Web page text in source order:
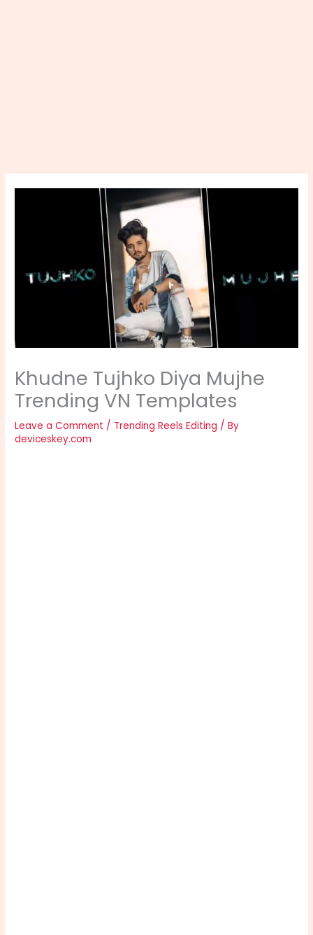
Khudne Tujhko Diya Mujhe
Trending VN Templates
Leave a Comment / Trending Reels Editing / By
deviceskey.com